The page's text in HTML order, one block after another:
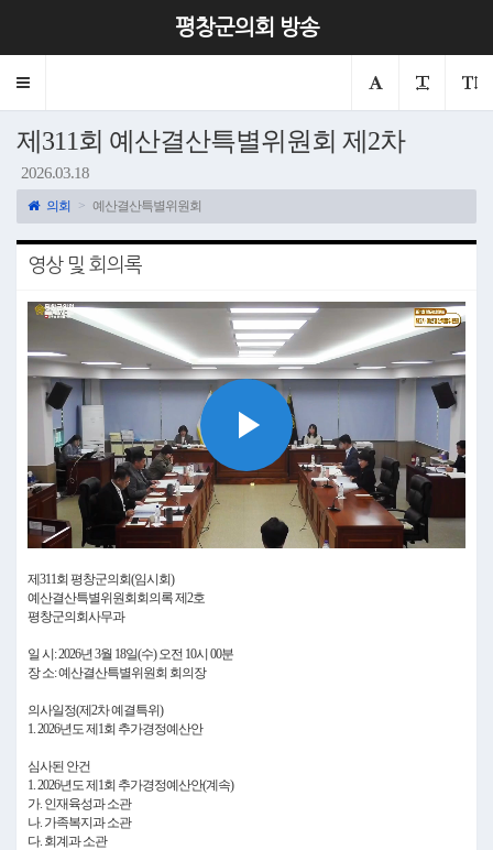
평창군의회 방송
Toggle
제311회 예산결산특별위원회 제2차
2026.03.18
의회 예산결산특별위원회
영상 및 회의록
Play
Video
제311회 평창군의회(임시회)
예산결산특별위원회회의록 제2호
평창군의회사무과
일 시: 2026년 3월 18일(수) 오전 10시 00분
장 소: 예산결산특별위원회 회의장
의사일정(제2차 예결특위)
1. 2026년도 제1회 추가경정예산안
심사된 안건
1. 2026년도 제1회 추가경정예산안(계속)
가. 인재육성과 소관
나. 가족복지과 소관
다. 회계과 소관